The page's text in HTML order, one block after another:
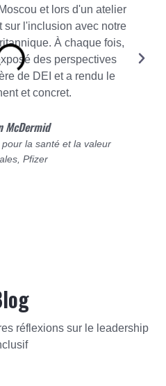
et lors d'un atelier
sur l'inclusion avec notre
À chaque fois,
des perspectives
de DEI et a rendu le
et concret.
McDermid
la santé et la valeur
Pfizer
réflexions sur le leadership